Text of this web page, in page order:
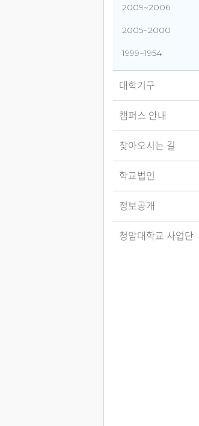
2009~2006
2005~2000
1999~1954
대학기구
캠퍼스 안내
찾아오시는 길
학교법인
정보공개
청암대학교 사업단